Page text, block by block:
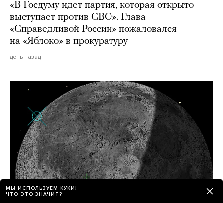
«В Госдуму идет партия, которая открыто
выступает против СВО». Глава
«Справедливой России» пожаловался
на «Яблоко» в прокуратуру
день назад
МЫ ИСПОЛЬЗУЕМ КУКИ!
ЧТО ЭТО ЗНАЧИТ?